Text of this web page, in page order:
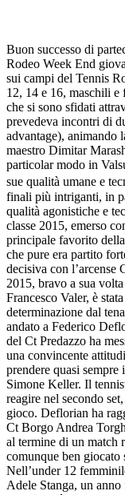
Buon successo di
Rodeo Week End
sui campi del Tennis
12, 14 e 16, maschili
che si sono sfidati
prevedeva incontri di
advantage), animando
maestro Dimitar
particolar modo in
sue qualità umane e
finali più intriganti, in
qualità agonistiche e
classe 2015, emerso
principale favorito
che pure era partito
decisiva con l’arcense
2015, bravo a sua
Francesco Valer, è
determinazione dal
andato a Federico
del Ct Predazzo ha
una convincente
prendere quasi
Simone Keller. Il
reagire nel secondo
gioco. Deflorian ha
Ct Borgo Andrea
al termine di un match
comunque ben giocato
Nell’under 12
Adele Stanga, un